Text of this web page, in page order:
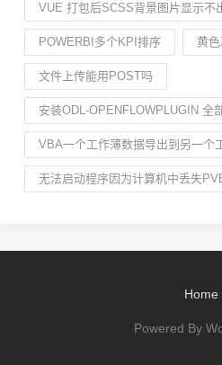
VUE 打包后SCSS背景图片显示不
POWERBI多个KPI排序 黄
文件上传能用POST吗
安装ODL-OPENFLOWPLUGIN 全
VBA一个工作薄数据导出到另一个
无法启动程序因为计算机中丢失
Home
Powered By